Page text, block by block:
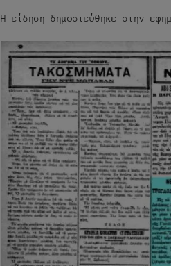
Η είδηση δημοσιεύθηκε στην